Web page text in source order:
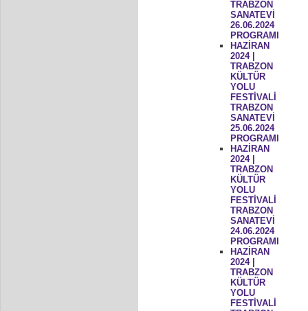
TRABZON
SANATEVİ
26.06.2024
PROGRAMI
HAZİRAN
2024 |
TRABZON
KÜLTÜR
YOLU
FESTİVALİ
TRABZON
SANATEVİ
25.06.2024
PROGRAMI
HAZİRAN
2024 |
TRABZON
KÜLTÜR
YOLU
FESTİVALİ
TRABZON
SANATEVİ
24.06.2024
PROGRAMI
HAZİRAN
2024 |
TRABZON
KÜLTÜR
YOLU
FESTİVALİ